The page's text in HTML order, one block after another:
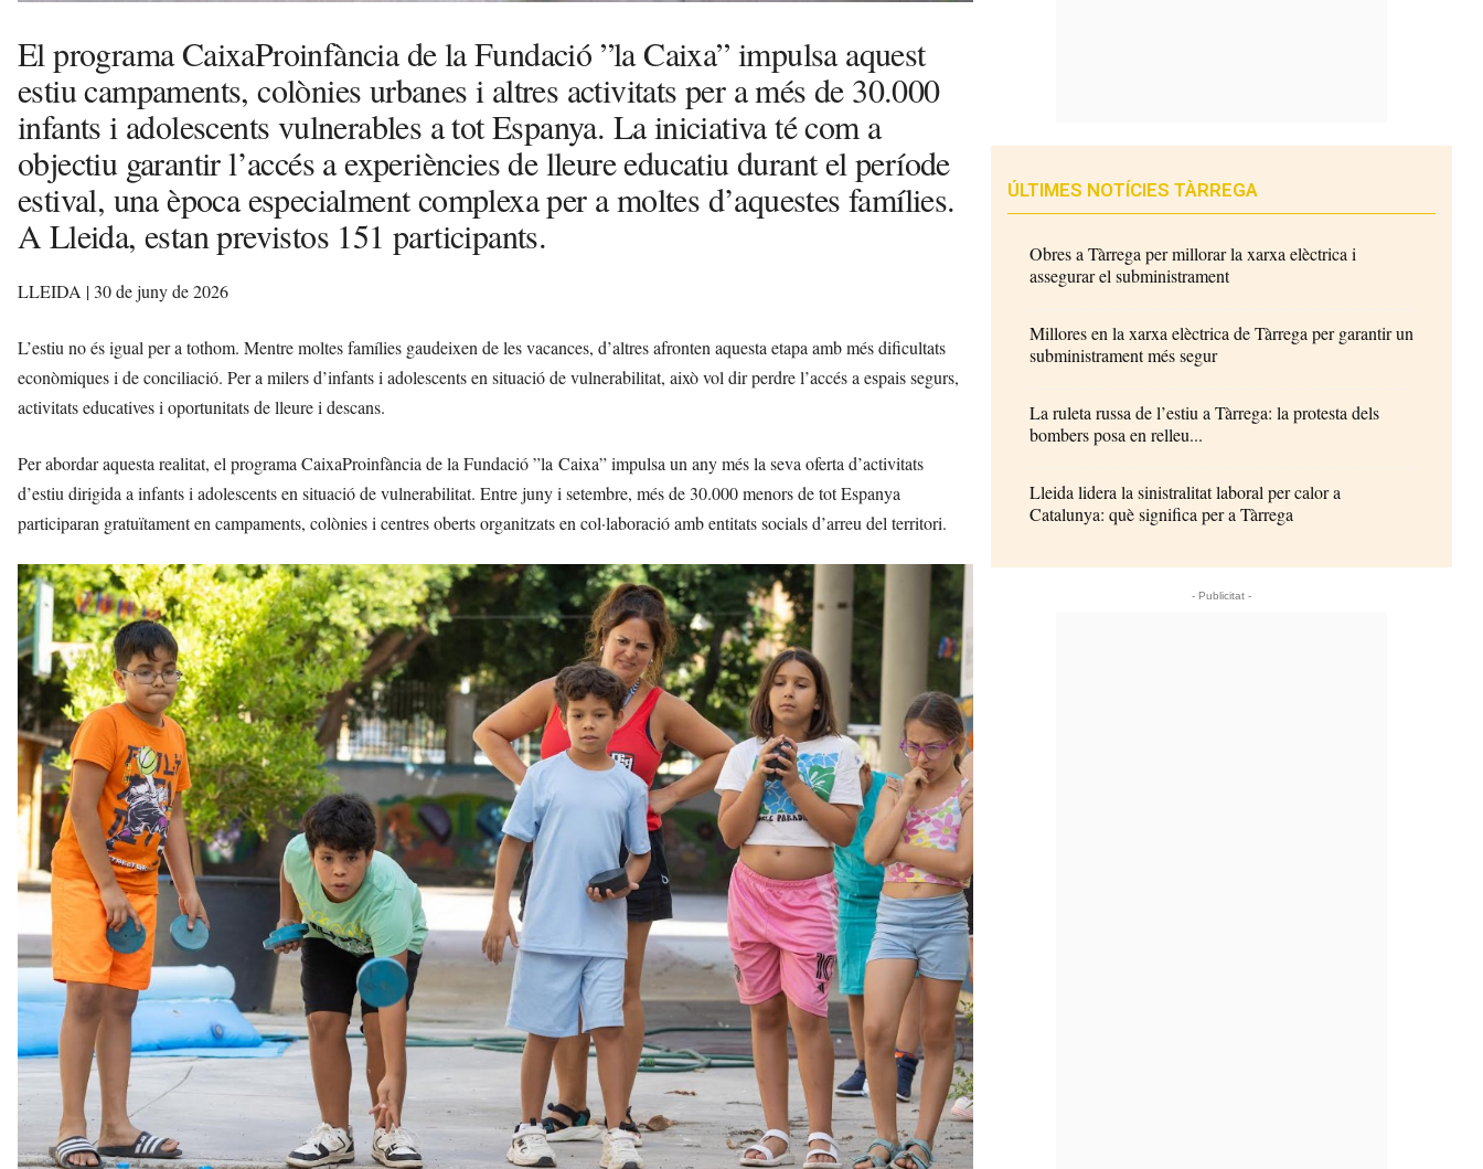
El programa CaixaProinfància de la Fundació ”la Caixa” impulsa aquest
estiu campaments, colònies urbanes i altres activitats per a més de 30.000
infants i adolescents vulnerables a tot Espanya. La iniciativa té com a
objectiu garantir l’accés a experiències de lleure educatiu durant el període
estival, una època especialment complexa per a moltes d’aquestes famílies.
A Lleida, estan previstos 151 participants.
LLEIDA | 30 de juny de 2026
L’estiu no és igual per a tothom. Mentre moltes famílies gaudeixen de les vacances, d’altres afronten aquesta etapa amb més dificultats
econòmiques i de conciliació. Per a milers d’infants i adolescents en situació de vulnerabilitat, això vol dir perdre l’accés a espais segurs,
activitats educatives i oportunitats de lleure i descans.
Per abordar aquesta realitat, el programa CaixaProinfància de la Fundació ”la Caixa” impulsa un any més la seva oferta d’activitats
d’estiu dirigida a infants i adolescents en situació de vulnerabilitat. Entre juny i setembre, més de 30.000 menors de tot Espanya
participaran gratuïtament en campaments, colònies i centres oberts organitzats en col·laboració amb entitats socials d’arreu del territori.
ÚLTIMES NOTÍCIES TÀRREGA
Obres a Tàrrega per millorar la xarxa elèctrica i
assegurar el subministrament
Millores en la xarxa elèctrica de Tàrrega per garantir un
subministrament més segur
La ruleta russa de l’estiu a Tàrrega: la protesta dels
bombers posa en relleu...
Lleida lidera la sinistralitat laboral per calor a
Catalunya: què significa per a Tàrrega
- Publicitat -